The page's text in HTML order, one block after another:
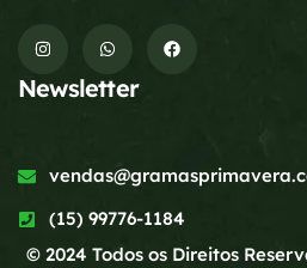
Newsletter
(15) 99776-1184
© 2024 Todos os Direitos